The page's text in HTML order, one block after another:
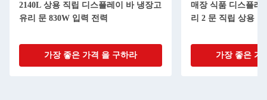
2140L 상용 직립 디스플레이 바 냉장고
유리 문 830W 입력 전력
가장 좋은 가격 을 구하라
매장 식품 디스플레
리 2 문 직립 상용 냉
가장 좋은 가